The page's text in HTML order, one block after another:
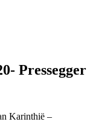
Pressegger
Karinthië –